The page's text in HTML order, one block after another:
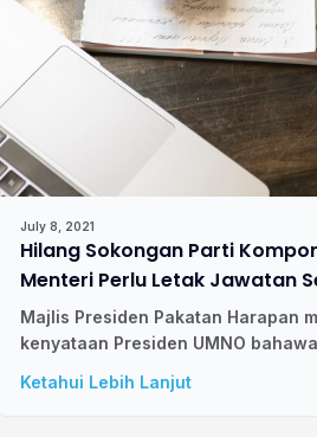
July 8, 2021
Hilang Sokongan Parti
Menteri Perlu Letak Jawatan
Majlis Presiden Pakatan Harapan
kenyataan Presiden UMNO
Ketahui Lebih Lanjut